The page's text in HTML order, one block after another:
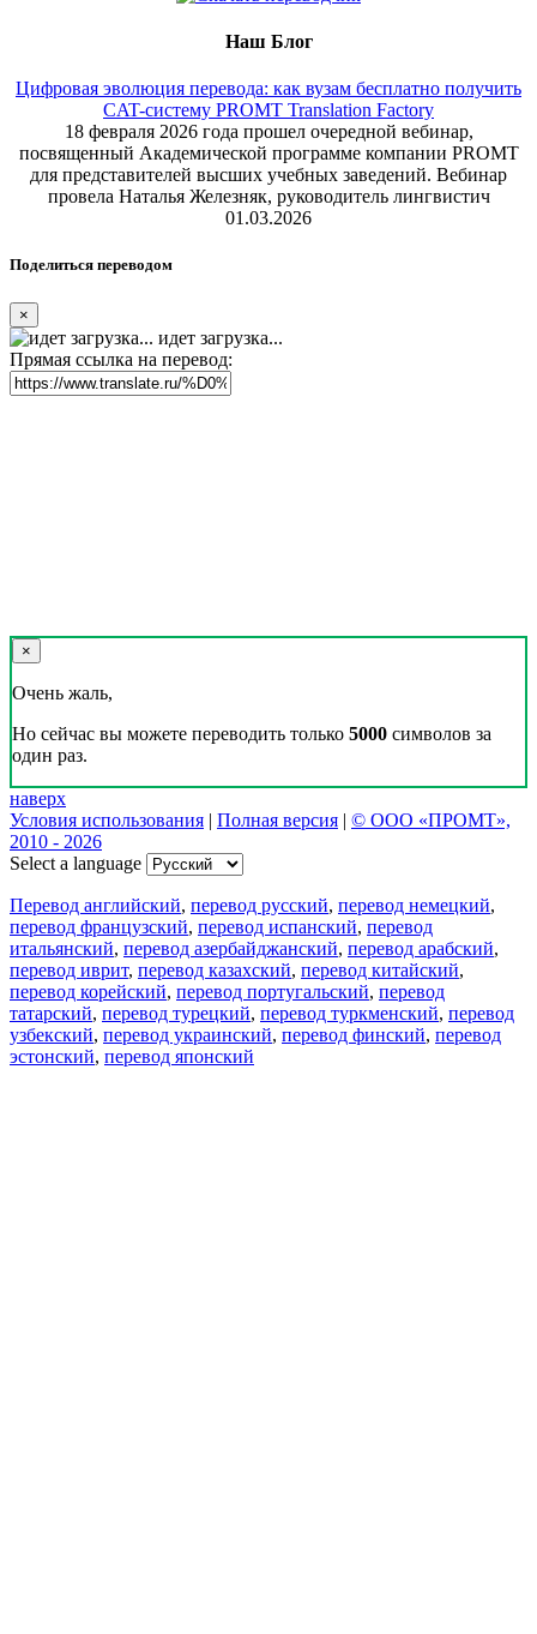
Наш Блог
Цифровая эволюция перевода: как вузам бесплатно получить
CAT-систему PROMT Translation Factory
18 февраля 2026 года прошел очередной вебинар,
посвященный Академической программе компании PROMT
для представителей высших учебных заведений. Вебинар
провела Наталья Железняк, руководитель лингвистич
01.03.2026
Поделиться переводом
×
идет загрузка...
Прямая ссылка на перевод:
×
Очень жаль,
Но сейчас вы можете переводить только 5000 символов за
один раз.
наверх
Условия использования | Полная версия | © ООО «ПРОМТ»,
2010 - 2026
Select a language
Перевод английский, перевод русский, перевод немецкий,
перевод французский, перевод испанский, перевод
итальянский, перевод азербайджанский, перевод арабский,
перевод иврит, перевод казахский, перевод китайский,
перевод корейский, перевод португальский, перевод
татарский, перевод турецкий, перевод туркменский, перевод
узбекский, перевод украинский, перевод финский, перевод
эстонский, перевод японский